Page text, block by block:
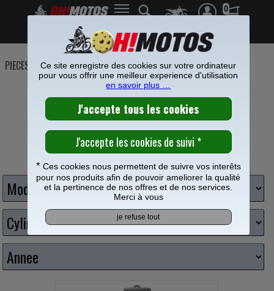
0
Frais de port offerts à partir de 49€
PIECES MOTO>Pieces moteur>Cage a aiguilles - Axe piston
CAGE À AIGUILLES
Choisissez votre moto
Ce site enregistre des cookies sur votre ordinateur
pour vous offrir une meilleur experience d'utilisation
en savoir plus …
*Ces cookies nous permettent de suivre vos interêts
pour nos produits afin de pouvoir ameliorer la qualité
et la pertinence de nos offres et de nos services.
Merci à vous